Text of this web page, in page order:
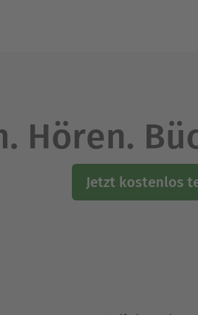
Hören.
Jetzt kostenlos